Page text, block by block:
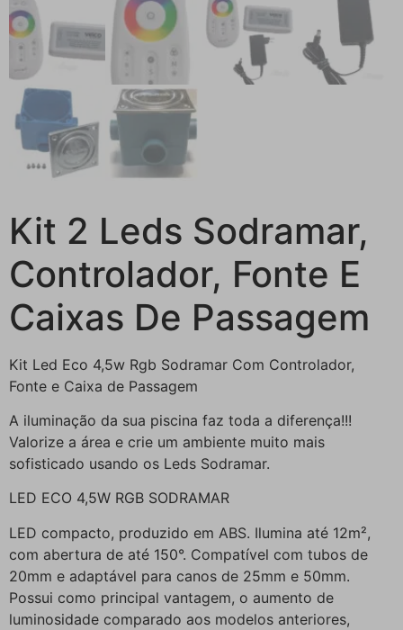
Kit 2 Leds Sodramar,
Controlador, Fonte E
Caixas De Passagem
Kit Led Eco 4,5w Rgb Sodramar Com Controlador,
Fonte e Caixa de Passagem
A iluminação da sua piscina faz toda a diferença!!!
Valorize a área e crie um ambiente muito mais
sofisticado usando os Leds Sodramar.
LED ECO 4,5W RGB SODRAMAR
LED compacto, produzido em ABS. Ilumina até 12m²,
com abertura de até 150°. Compatível com tubos de
20mm e adaptável para canos de 25mm e 50mm.
Possui como principal vantagem, o aumento de
luminosidade comparado aos modelos anteriores,